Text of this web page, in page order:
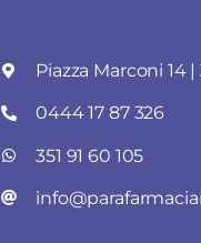
Piazza Marconi 14
0444 17 87 326
351 91 60 105